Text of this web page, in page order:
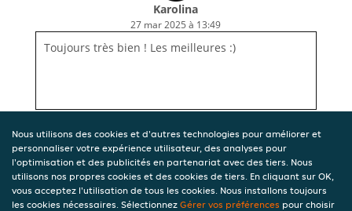
Karolina
27 mar 2025 à 13:49
Toujours très bien ! Les meilleures :)
Nous utilisons des cookies et d'autres technologies pour améliorer et
personnaliser votre expérience utilisateur, des analyses pour
l'optimisation et des publicités en partenariat avec des tiers. Nous
utilisons nos propres cookies et des cookies de tiers. En cliquant sur OK,
vous acceptez l'utilisation de tous les cookies. Nous installons toujours
les cookies nécessaires. Sélectionnez Gérer vos préférences pour choisir